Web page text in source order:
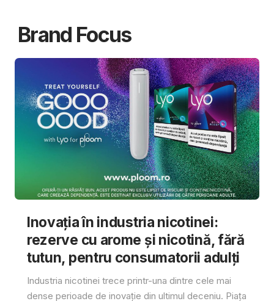
Brand Focus
Inovația în industria nicotinei:
rezerve cu arome și nicotină, fără
tutun, pentru consumatorii adulți
Industria nicotinei trece printr-una dintre cele mai
dense perioade de inovație din ultimul deceniu. Piața